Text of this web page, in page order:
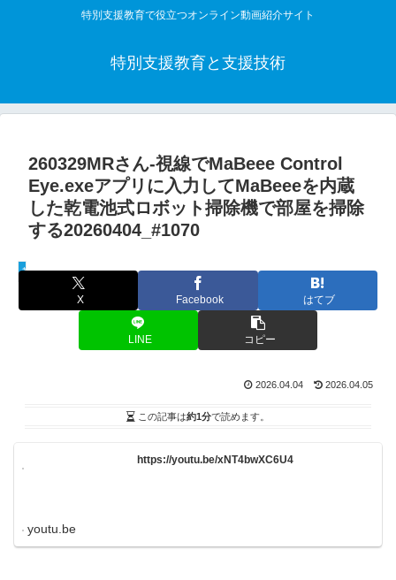
特別支援教育で役立つオンライン動画紹介サイト
特別支援教育と支援技術
260329MRさん-視線でMaBeee Control
Eye.exeアプリに入力してMaBeeeを内蔵
した乾電池式ロボット掃除機で部屋を掃除
する20260404_#1070
教材活用動画
X Facebook はてブ
LINE コピー
2026.04.04 2026.04.05
この記事は約1分で読めます。
https://youtu.be/xNT4bwXC6U4
youtu.be